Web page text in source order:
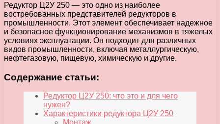
Редуктор Ц2У 250 — это одно из наиболее
востребованных представителей редукторов в
промышленности. Этот элемент обеспечивает надежное
и безопасное функционирование механизмов в тяжелых
условиях эксплуатации. Он подходит для различных
видов промышленности, включая металлургическую,
нефтегазовую, пищевую, химическую и другие.
Содержание статьи:
Редуктор Ц2У 250: что это и для чего
нужен?
Характеристики редуктора Ц2У 250